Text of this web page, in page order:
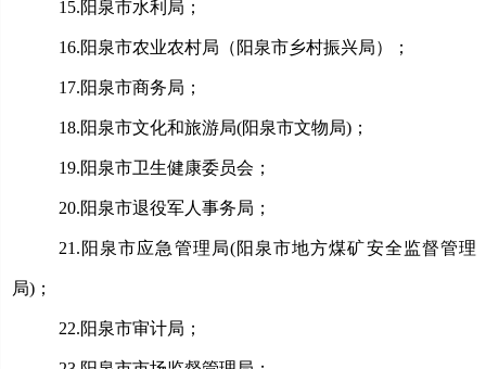
15.阳泉市水利局；
16.阳泉市农业农村局（阳泉市乡村振兴局）；
17.阳泉市商务局；
18.阳泉市文化和旅游局(阳泉市文物局)；
19.阳泉市卫生健康委员会；
20.阳泉市退役军人事务局；
21. 阳泉市应急管理局(阳泉市地方煤矿安全监督管理
局) ；
22.阳泉市审计局；